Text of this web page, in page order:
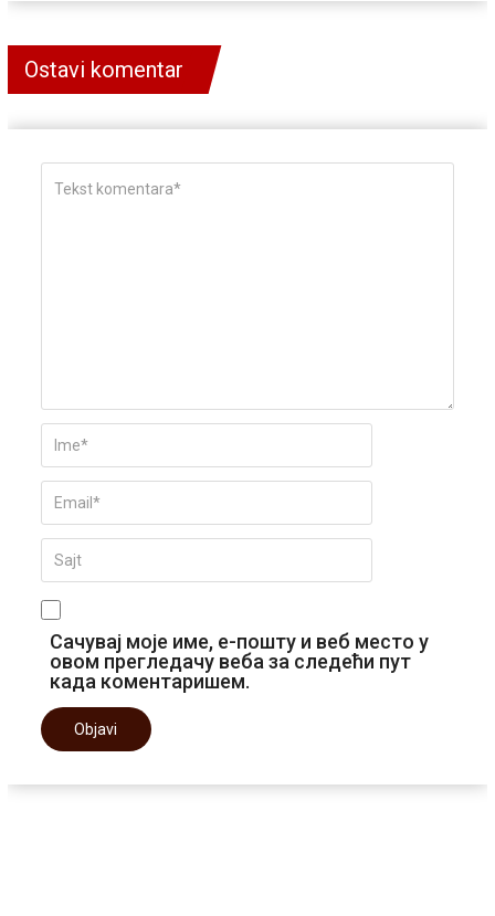
Ostavi komentar
Сачувај моје име, е-пошту и веб место у
овом прегледачу веба за следећи пут
када коментаришем.